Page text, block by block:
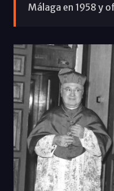
Málaga en 1958 y